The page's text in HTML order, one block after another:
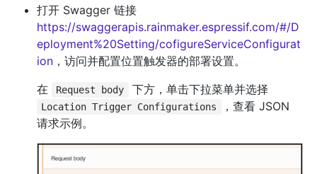
打开 Swagger 链接
https://swaggerapis.rainmaker.espressif.com/#/D
eployment%20Setting/cofigureServiceConfigurat
ion ，访问并配置位置触发器的部署设置。
在
Request body 下方，单击下拉菜单并选择
Location Trigger Configurations
，查看 JSON
请求示例。